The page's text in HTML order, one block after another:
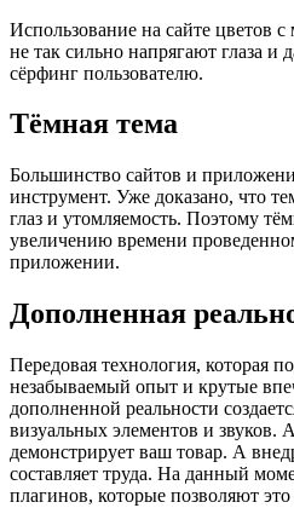
Использование на сайте цветов
не так сильно напрягают глаза и
сёрфинг пользователю.
Тёмная тема
Большинство сайтов и
инструмент. Уже доказано, что
глаз и утомляемость. Поэтому
увеличению времени
приложении.
Дополненная
Передовая технология, которая
незабываемый опыт и крутые
дополненной реальности
визуальных элементов и звуков.
демонстрирует ваш товар. А
составляет труда. На данный
плагинов, которые позволяют это